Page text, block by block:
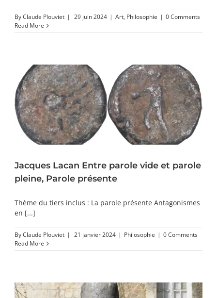
ByClaude Plouviet | 29 juin 2024 | Art, Philosophie | 0 Comments
Read More
Jacques Lacan Entre parole vide et parole
pleine, Parole présente
Thème du tiers inclus : La parole présente Antagonismes
en [...]
ByClaude Plouviet | 21 janvier 2024 | Philosophie | 0 Comments
Read More